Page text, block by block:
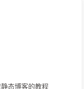
态博客的教程